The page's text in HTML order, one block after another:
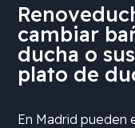
cambiar
ducha o
plato de
En Madrid pueden